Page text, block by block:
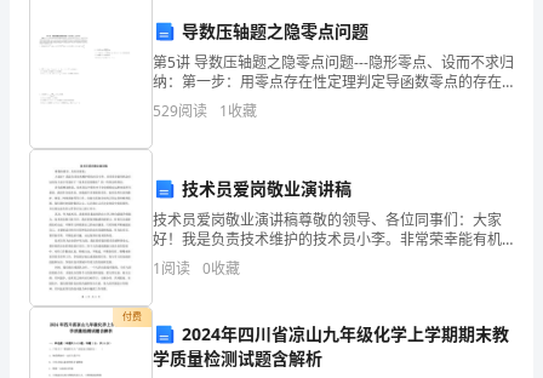
electionsintheautumn1994SwedengotanewMinister
导数压轴题之隐零点问题
第5讲 导数压轴题之隐零点问题---隐形零点、设而不求归
纳：第一步：用零点存在性定理判定导函数零点的存在
性，列出零点方程，并结合的单调性得到零点的范围；
第二步：以零点为分界点，说明导函数的正负，进而
529阅读 1收藏
技术员爱岗敬业演讲稿
技术员爱岗敬业演讲稿尊敬的领导、各位同事们：大家
好！我是负责技术维护的技术员小李。非常荣幸能有机
会在这里向大家分享我对于“技术员爱岗敬业”的一些体会
和理念。首先我想说的是，技术员这个职位对于企业的
1阅读 0收藏
付费
2024年四川省凉山九年级化学上学期期末教
学质量检测试题含解析